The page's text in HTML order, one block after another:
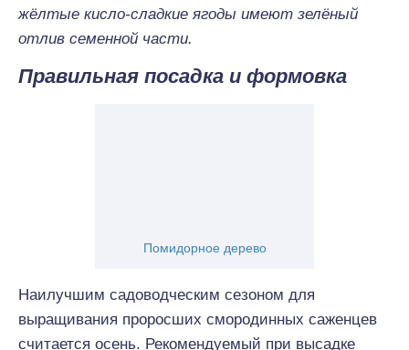
жёлтые кисло-сладкие ягоды имеют зелёный
отлив семенной части.
Правильная посадка и формовка
Помидорное дерево
Наилучшим садоводческим сезоном для
выращивания проросших смородинных саженцев
считается осень. Рекомендуемый при высадке